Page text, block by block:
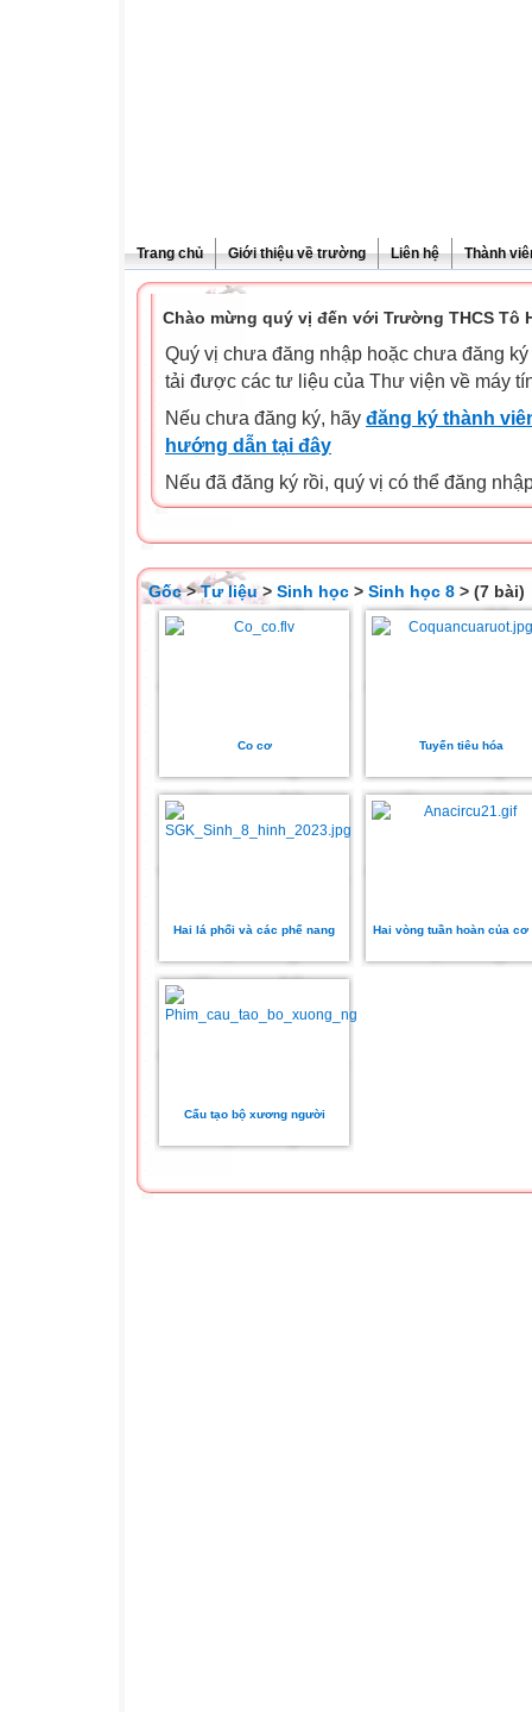
Trang chủ Giới thiệu về trường Liên hệ Thành
Chào mừng quý vị đến với Trường THCS Tô
Quý vị chưa đăng nhập hoặc chưa đăng
tải được các tư liệu của Thư viện về máy
Nếu chưa đăng ký, hãy đăng ký thành
hướng dẫn tại đây
Nếu đã đăng ký rồi, quý vị có thể đăng
Gốc>Tư liệu> Sinh học > Sinh học 8 > (7 bài)
Co cơ Tuyến tiêu hóa
Hai lá phổi và các phế nang Hai vòng tuần hoàn của cơ
Cấu tạo bộ xương người